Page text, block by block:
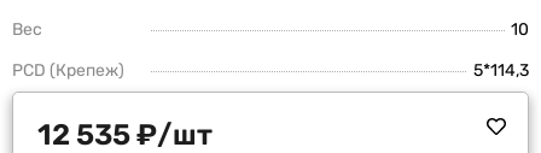
Вес
10
PCD (Крепеж)
5*114,3
12 535₽/шт